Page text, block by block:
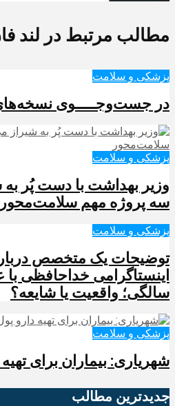
مطالب مرتبط در لند
پزشکی و سلامت
در جست‌وجـــــوی
پزشکی و سلامت
وزیر بهداشت با دست پُر به
سه پروژه مهم سلامت‌محور
پزشکی و سلامت
توضیحات یک متخصص
سالگی؛ واقعیت یا شایعه؟
پزشکی و سلامت
شهریاری: بیماران برای تهیه
جدیدترین‌ مطالب